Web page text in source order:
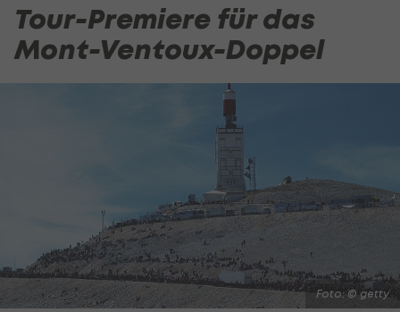
Tour-Premiere für das
Mont-Ventoux-Doppel
Foto: © getty